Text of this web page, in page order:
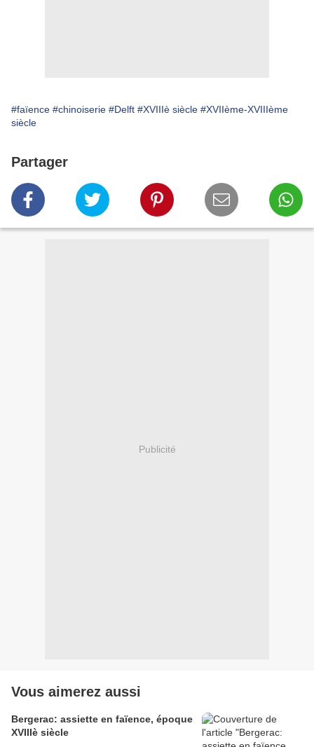
#faïence #chinoiserie #Delft #XVIIIè siècle #XVIIème-XVIIIème
siècle
Partager
Publicité
Vous aimerez aussi
Bergerac: assiette en faïence, époque
XVIIIè siècle